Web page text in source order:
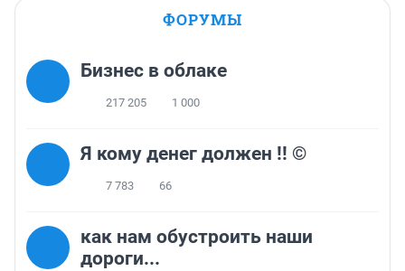
ФОРУМЫ
Бизнес в облаке
217 205 1 000
Я кому денег должен !! ©
7 783 66
как нам обустроить наши
дороги...